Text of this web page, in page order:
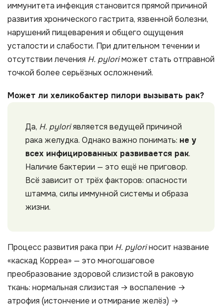
иммунитета инфекция становится прямой причиной
развития хронического гастрита, язвенной болезни,
нарушений пищеварения и общего ощущения
усталости и слабости. При длительном течении и
отсутствии лечения H. pyloriможет стать отправной
точкой более серьёзных осложнений.
Может ли хеликобактер пилори вызывать рак?
Да, H. pyloriявляется ведущей причиной
рака желудка. Однако важно понимать: не у
всех инфицированных развивается рак.
Наличие бактерии — это ещё не приговор.
Всё зависит от трёх факторов: опасности
штамма, силы иммунной системы и образа
жизни.
Процесс развития рака при H. pyloriносит название
«каскад Корреа» — это многошаговое
преобразование здоровой слизистой в раковую
ткань: нормальная слизистая → воспаление →
атрофия (истончение и отмирание желёз) →